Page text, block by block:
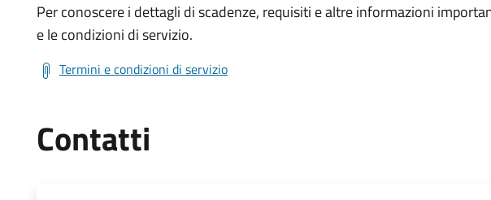
Per conoscere i dettagli di scadenze, requisiti e altre informazioni
e le condizioni di servizio.
Termini e condizioni di servizio
Contatti